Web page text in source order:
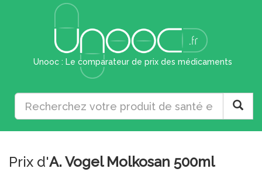
Unooc : Le comparateur de prix des médicaments
Prix d'A. Vogel Molkosan 500ml